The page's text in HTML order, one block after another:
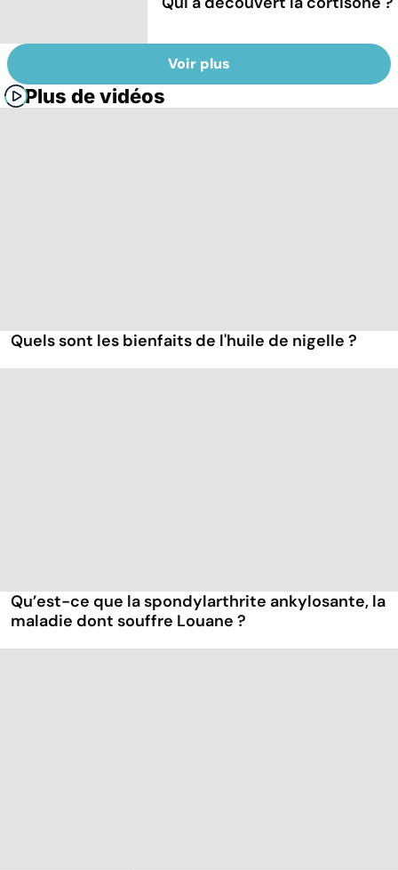
Voir plus
Plus de vidéos
Quels sont les bienfaits de l'huile de nigelle ?
Qu’est-ce que la spondylarthrite ankylosante, la
maladie dont souffre Louane ?